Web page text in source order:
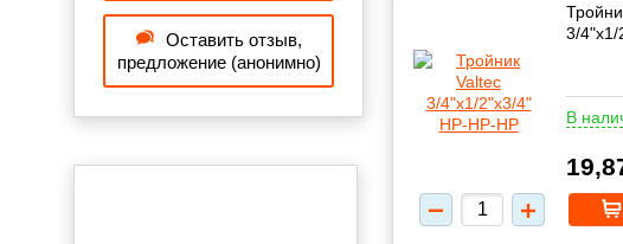
Оставить отзыв,
предложение (анонимно)
3/
В